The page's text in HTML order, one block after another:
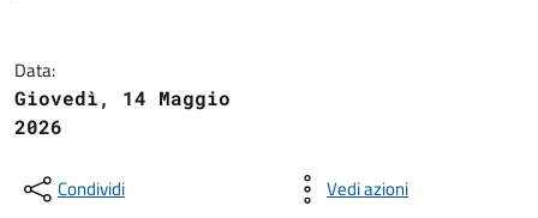
Data:
Giovedì, 14 Maggio
2026
Condividi Vedi azioni